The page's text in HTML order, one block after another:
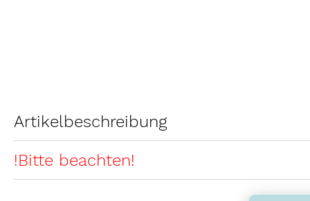
Artikelbeschreibung
!Bitte beachten!